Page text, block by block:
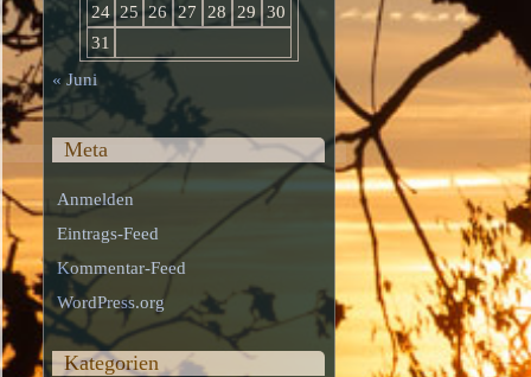
24 25 26 27 28 29
30
31
« Juni
Meta
Anmelden
Eintrags-Feed
Kommentar-Feed
WordPress.org
Kategorien